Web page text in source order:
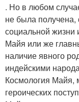
. Но в любом
не была получена,
социальной жизни
Майя или же
наличие явного
индейскими
Космология Майя,
героических